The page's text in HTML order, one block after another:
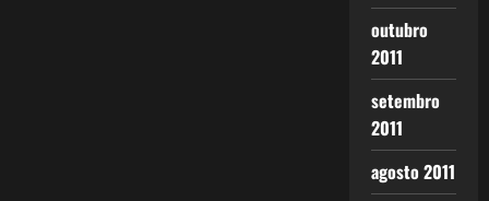
outubro
2011
setembro
2011
agosto 2011